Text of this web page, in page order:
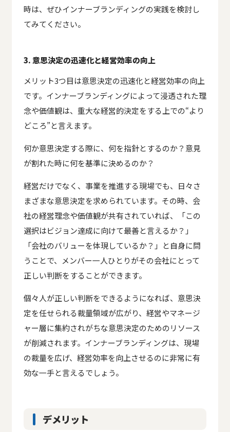
時は、ぜひインナーブランディングの実践を検討し
てみてください。
3. 意思決定の迅速化と経営効率の向上
メリット3つ目は意思決定の迅速化と経営効率の向上
です。インナーブランディングによって浸透された理
念や価値観は、重大な経営的決定をする上での“より
どころ”と言えます。
何か意思決定する際に、何を指針とするのか？意見
が割れた時に何を基準に決めるのか？
経営だけでなく、事業を推進する現場でも、日々さ
まざまな意思決定を求められています。その時、会
社の経営理念や価値観が共有されていれば、「この
選択はビジョン達成に向けて最善と言えるか？」
「会社のバリューを体現しているか？」と自身に問
うことで、メンバー一人ひとりがその会社にとって
正しい判断をすることができます。
個々人が正しい判断をできるようになれば、意思決
定を任せられる裁量領域が広がり、経営やマネージ
ャー層に集約されがちな意思決定のためのリソース
が削減されます。インナーブランディングは、現場
の裁量を広げ、経営効率を向上させるのに非常に有
効な一手と言えるでしょう。
デメリット
企業課題に合わせて最適なサ
ポートをご提案